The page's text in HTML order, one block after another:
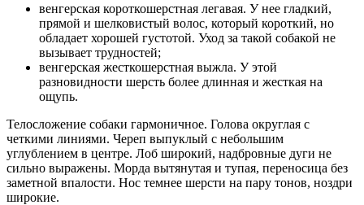
венгерская короткошерстная легавая. У нее гладкий,
прямой и шелковистый волос, который короткий, но
обладает хорошей густотой. Уход за такой собакой не
вызывает трудностей;
венгерская жесткошерстная выжла. У этой
разновидности шерсть более длинная и жесткая на
ощупь.
Телосложение собаки гармоничное. Голова округлая с
четкими линиями. Череп выпуклый с небольшим
углублением в центре. Лоб широкий, надбровные дуги не
сильно выражены. Морда вытянутая и тупая, переносица без
заметной впалости. Нос темнее шерсти на пару тонов, ноздри
широкие.